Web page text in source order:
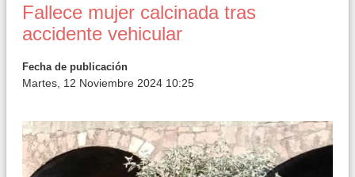
Fallece mujer calcinada tras
accidente vehicular
Fecha de publicación
Martes, 12 Noviembre 2024 10:25